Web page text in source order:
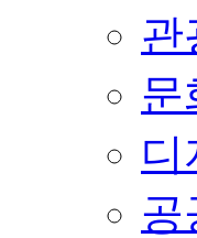
관
문
디
공